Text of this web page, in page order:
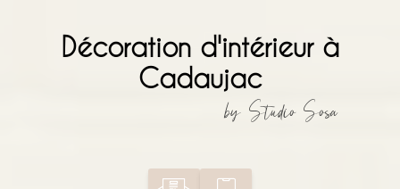
Décoration d'intérieur à
Cadaujac
by Studio Sosa